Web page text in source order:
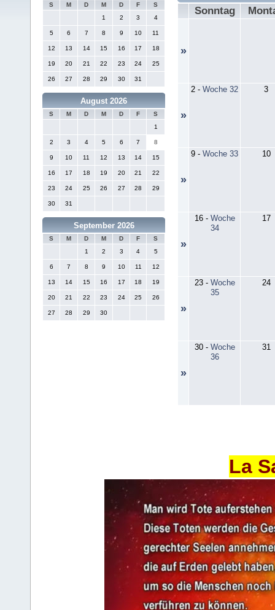
S M D M D F
S
1
2 3 4
5 6 7 8 9 10 11
12 13 14 15 16 17 18
19 20 21 22 23 24 25
26 27 28 29 30 31
August 2026
S M D M D F
S
1
2 3 4 5 6 7 8
9 10 11 12 13 14 15
16 17 18 19 20 21 22
23 24 25 26 27 28 29
30 31
September 2026
S M D M D F
S
1
2 3 4 5
6 7 8 9 10 11 12
13 14 15 16 17 18 19
20 21 22 23 24 25 26
27 28 29 30
Sonntag
»
»
2 - Woche 32 3
»
9 - Woche 33 10
»
16- Woche
34
17
»
23- Woche
35
24
»
30- Woche
36
31
La